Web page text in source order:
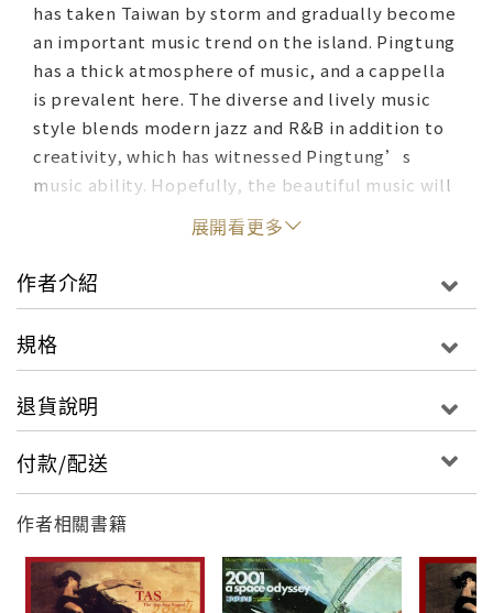
has taken Taiwan by storm and gradually become
an important music trend on the island. Pingtung
has a thick atmosphere of music, and a cappella
is prevalent here. The diverse and lively music
style blends modern jazz and R&B in addition to
creativity, which has witnessed Pingtung’s
music ability. Hopefully, the beautiful music will
reach out to more people and keep playing in
展開看更多
作者介紹
規格
退貨說明
付款/配送
作者相關書籍